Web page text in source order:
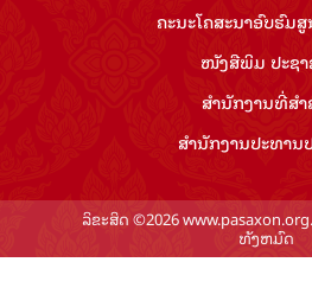
ຄະນະໂຄສະນາອົບຮົມ​
ໜັງສືພິມ ປະ​ຊ
ສຳ​ນັກ​ງານ​ທີ່​ສ
ສຳ​ນັກ​ງານ​ປະ​ທານ​
ລິຂະສິດ ©2026
ທັງຫມົດ